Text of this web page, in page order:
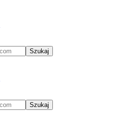
Szukaj
Szukaj